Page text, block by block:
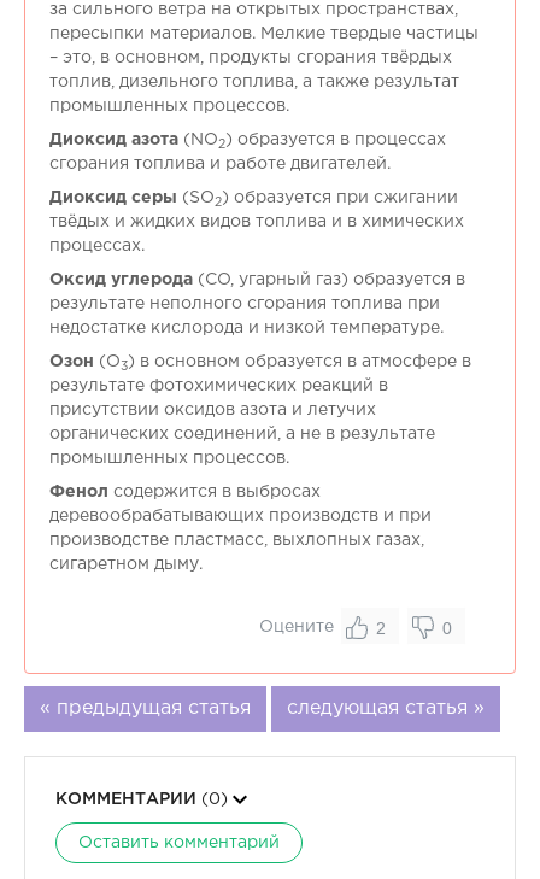
за сильного ветра на открытых пространствах,
пересыпки материалов. Мелкие твердые частицы
– это, в основном, продукты сгорания твёрдых
топлив, дизельного топлива, а также результат
промышленных процессов.
Диоксид азота (NO 2) образуется в процессах
сгорания топлива и работе двигателей.
Диоксид серы (SO 2) образуется при сжигании
твёдых и жидких видов топлива и в химических
процессах.
Оксид углерода (CO, угарный газ) образуется в
результате неполного сгорания топлива при
недостатке кислорода и низкой температуре.
Озон (O3) в основном образуется в атмосфере в
результате фотохимических реакций в
присутствии оксидов азота и летучих
органических соединений, а не в результате
промышленных процессов.
Фенол содержится в выбросах
деревообрабатывающих производств и при
производстве пластмасс, выхлопных газах,
сигаретном дыму.
Оцените 2 0
« предыдущая статья следующая статья »
КОММЕНТАРИИ (0)
Оставить комментарий